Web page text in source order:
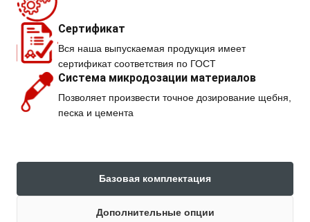
Сертификат
Вся наша выпускаемая продукция имеет
сертификат соответствия по ГОСТ
Система микродозации материалов
Позволяет произвести точное дозирование щебня,
песка и цемента
Базовая комплектация
Дополнительные опции